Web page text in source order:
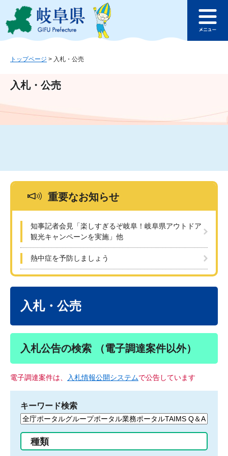
ジ
ュ
文
このページの本文へ
ュ
トップページ > 入札・公売
入札・公売
重要なお知らせ
知事記者会見「楽しすぎるぞ岐阜！岐阜県アウトドア
観光キャンペーンを実施」他
熱中症を予防しましょう
入札・公売
入札公告の検索 （電子調達案件以外）
電子調達案件は、 入札情報公開システムで公告しています
キーワード検索
検
る
種類